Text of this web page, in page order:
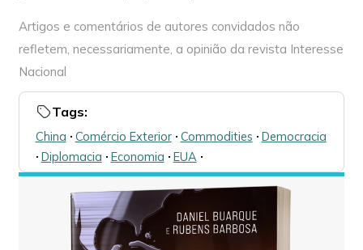
Artigos e comentários de autores convidados não
refletem, necessariamente, a opinião da revista Interesse
Nacional
Tags:
China 🞌 Comércio Exterior🞌 Commodities 🞌 Democracia
🞌 Diplomacia 🞌 Economia 🞌 EUA 🞌